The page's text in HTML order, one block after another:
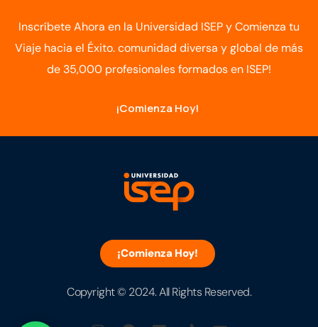
Inscríbete Ahora en la Universidad ISEP y Comienza tu
Viaje hacia el Éxito. comunidad diversa y global de más
de 35,000 profesionales formados en ISEP!
¡Comienza Hoy!
¡Comienza Hoy!
Copyright © 2024. All Rights Reserved.